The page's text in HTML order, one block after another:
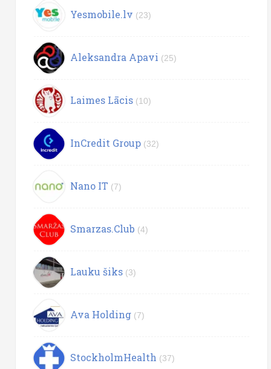
Yesmobile.lv (23)
Aleksandra Apavi (25)
Laimes Lācis (10)
InCredit Group (32)
Nano IT (7)
Smarzas.Club (4)
Lauku šiks (3)
Ava Holding (7)
StockholmHealth (37)